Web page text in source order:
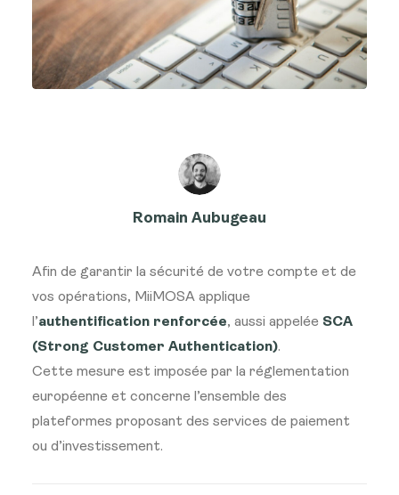
Romain Aubugeau
Afin de garantir la sécurité de votre compte et de
vos opérations, MiiMOSA applique
l’authentification renforcée, aussi appelée SCA
(Strong Customer Authentication).
Cette mesure est imposée par la réglementation
européenne et concerne l’ensemble des
plateformes proposant des services de paiement
ou d’investissement.